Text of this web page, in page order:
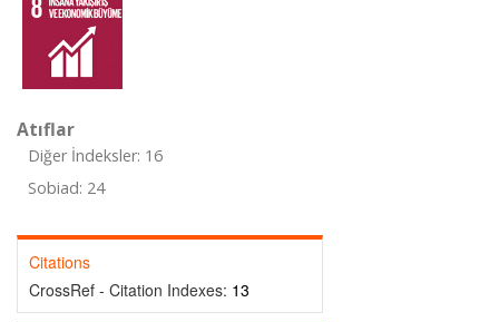
Atıflar
Diğer İndeksler: 16
Sobiad: 24
Citations
CrossRef - Citation Indexes: 13